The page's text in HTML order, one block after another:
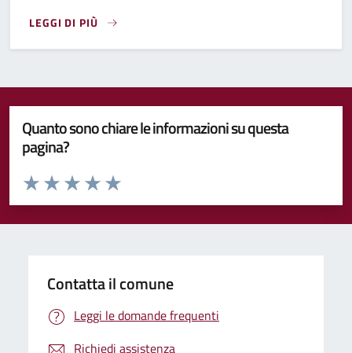
LEGGI DI PIÙ
VIAGGIO NEL BORGO DI CORNELLO ALLA SCOPERTA DEL
Quanto sono chiare le informazioni su questa
pagina?
Valuta da 1 a 5 stelle la pagina
Valuta 5 stelle su 5
Valuta 4 stelle su 5
Valuta 3 stelle su 5
Valuta 2 stelle su 5
Valuta 1 stelle su 5
Contatta il comune
Leggi le domande frequenti
Richiedi assistenza